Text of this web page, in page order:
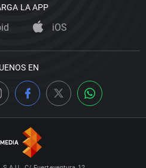
LA APP
iOS
EN